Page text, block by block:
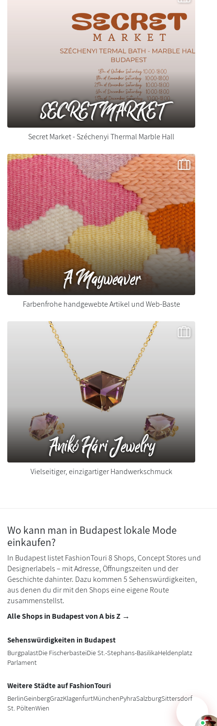
SECRET MARKET
Secret Market - Széchenyi Thermal Marble Hall
A Mayweaver
Farbenfrohe handgewebte Artikel und Web-Baste
Anikó Hári Jewelry
Vielseitiger, einzigartiger Handwerkschmuck
Wo kann man in Budapest lokale Mode
einkaufen?
In Budapest listet FashionTouri 8 Shops, Concept Stores und
Designerlabels – mit Adresse, Öffnungszeiten und der
Geschichte dahinter. Dazu kommen 5 Sehenswürdigkeiten,
aus denen du dir mit den Shops eine eigene Route
zusammenstellst.
Alle Shops in Budapest von A bis Z →
Sehenswürdigkeiten in Budapest
BurgpalastDie FischerbasteiDie St.-Stephans-BasilikaHeldenplatz
Parlament
Weitere Städte auf FashionTouri
BerlinGeinbergGrazKlagenfurtMünchenPyhraSalzburgSittersdorf
St. PöltenWien